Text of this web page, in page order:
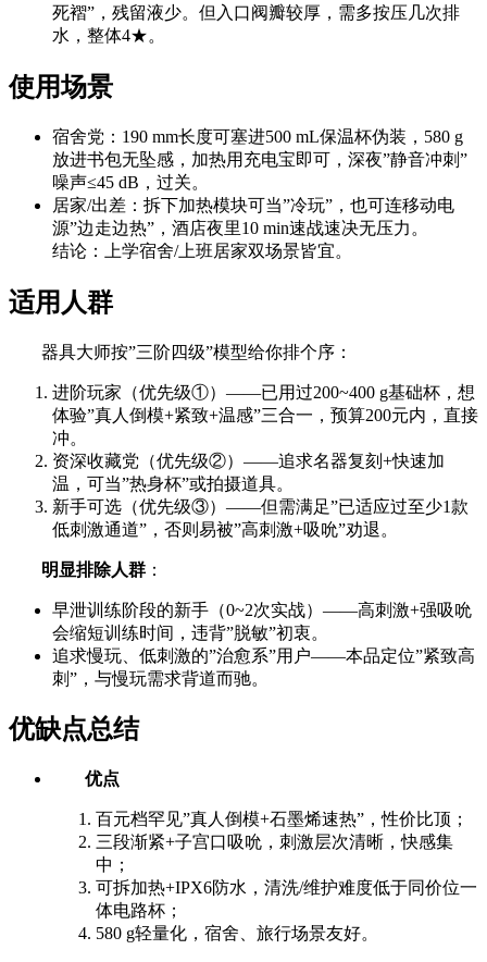
死褶”，残留液少。但入口阀瓣较厚，需多按压几次排
水，整体4★。
使用场景
宿舍党：190 mm长度可塞进500 mL保温杯伪装，580 g
放进书包无坠感，加热用充电宝即可，深夜”静音冲刺”
噪声≤45 dB，过关。
居家/出差：拆下加热模块可当”冷玩”，也可连移动电
源”边走边热”，酒店夜里10 min速战速决无压力。
结论：上学宿舍/上班居家双场景皆宜。
适用人群
器具大师按”三阶四级”模型给你排个序：
进阶玩家（优先级①）——已用过200~400 g基础杯，想
体验”真人倒模+紧致+温感”三合一，预算200元内，直接
冲。
资深收藏党（优先级②）——追求名器复刻+快速加
温，可当”热身杯”或拍摄道具。
新手可选（优先级③）——但需满足”已适应过至少1款
低刺激通道”，否则易被”高刺激+吸吮”劝退。
明显排除人群 ：
早泄训练阶段的新手（0~2次实战）——高刺激+强吸吮
会缩短训练时间，违背”脱敏”初衷。
追求慢玩、低刺激的”治愈系”用户——本品定位”紧致高
刺”，与慢玩需求背道而驰。
优缺点总结
优点
百元档罕见”真人倒模+石墨烯速热”，性价比顶；
三段渐紧+子宫口吸吮，刺激层次清晰，快感集
中；
可拆加热+IPX6防水，清洗/维护难度低于同价位一
体电路杯；
580 g轻量化，宿舍、旅行场景友好。